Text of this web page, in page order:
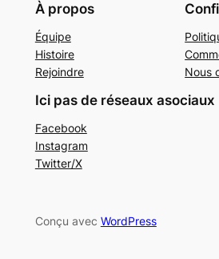
À propos
Équipe
Histoire
Rejoindre
Nous
Ici pas de réseaux asociaux
Facebook
Instagram
Twitter/X
Conçu avec WordPress